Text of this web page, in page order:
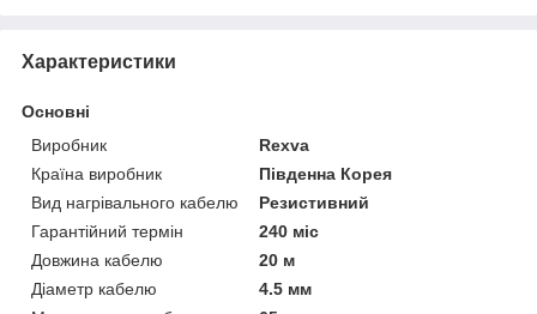
Характеристики
Основні
Виробник
Rexva
Країна виробник
Південна Корея
Вид нагрівального кабелю
Резистивний
Гарантійний термін
240 міс
Довжина кабелю
20 м
Діаметр кабелю
4.5 мм